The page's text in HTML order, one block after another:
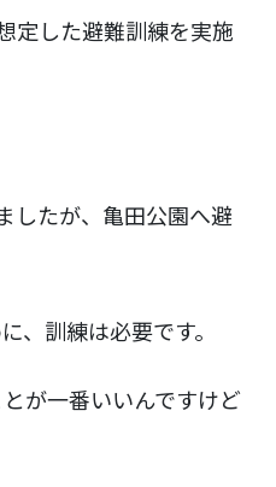
定した避難訓練を実施
したが、亀田公園へ避
、訓練は必要です。
が一番いいんですけど